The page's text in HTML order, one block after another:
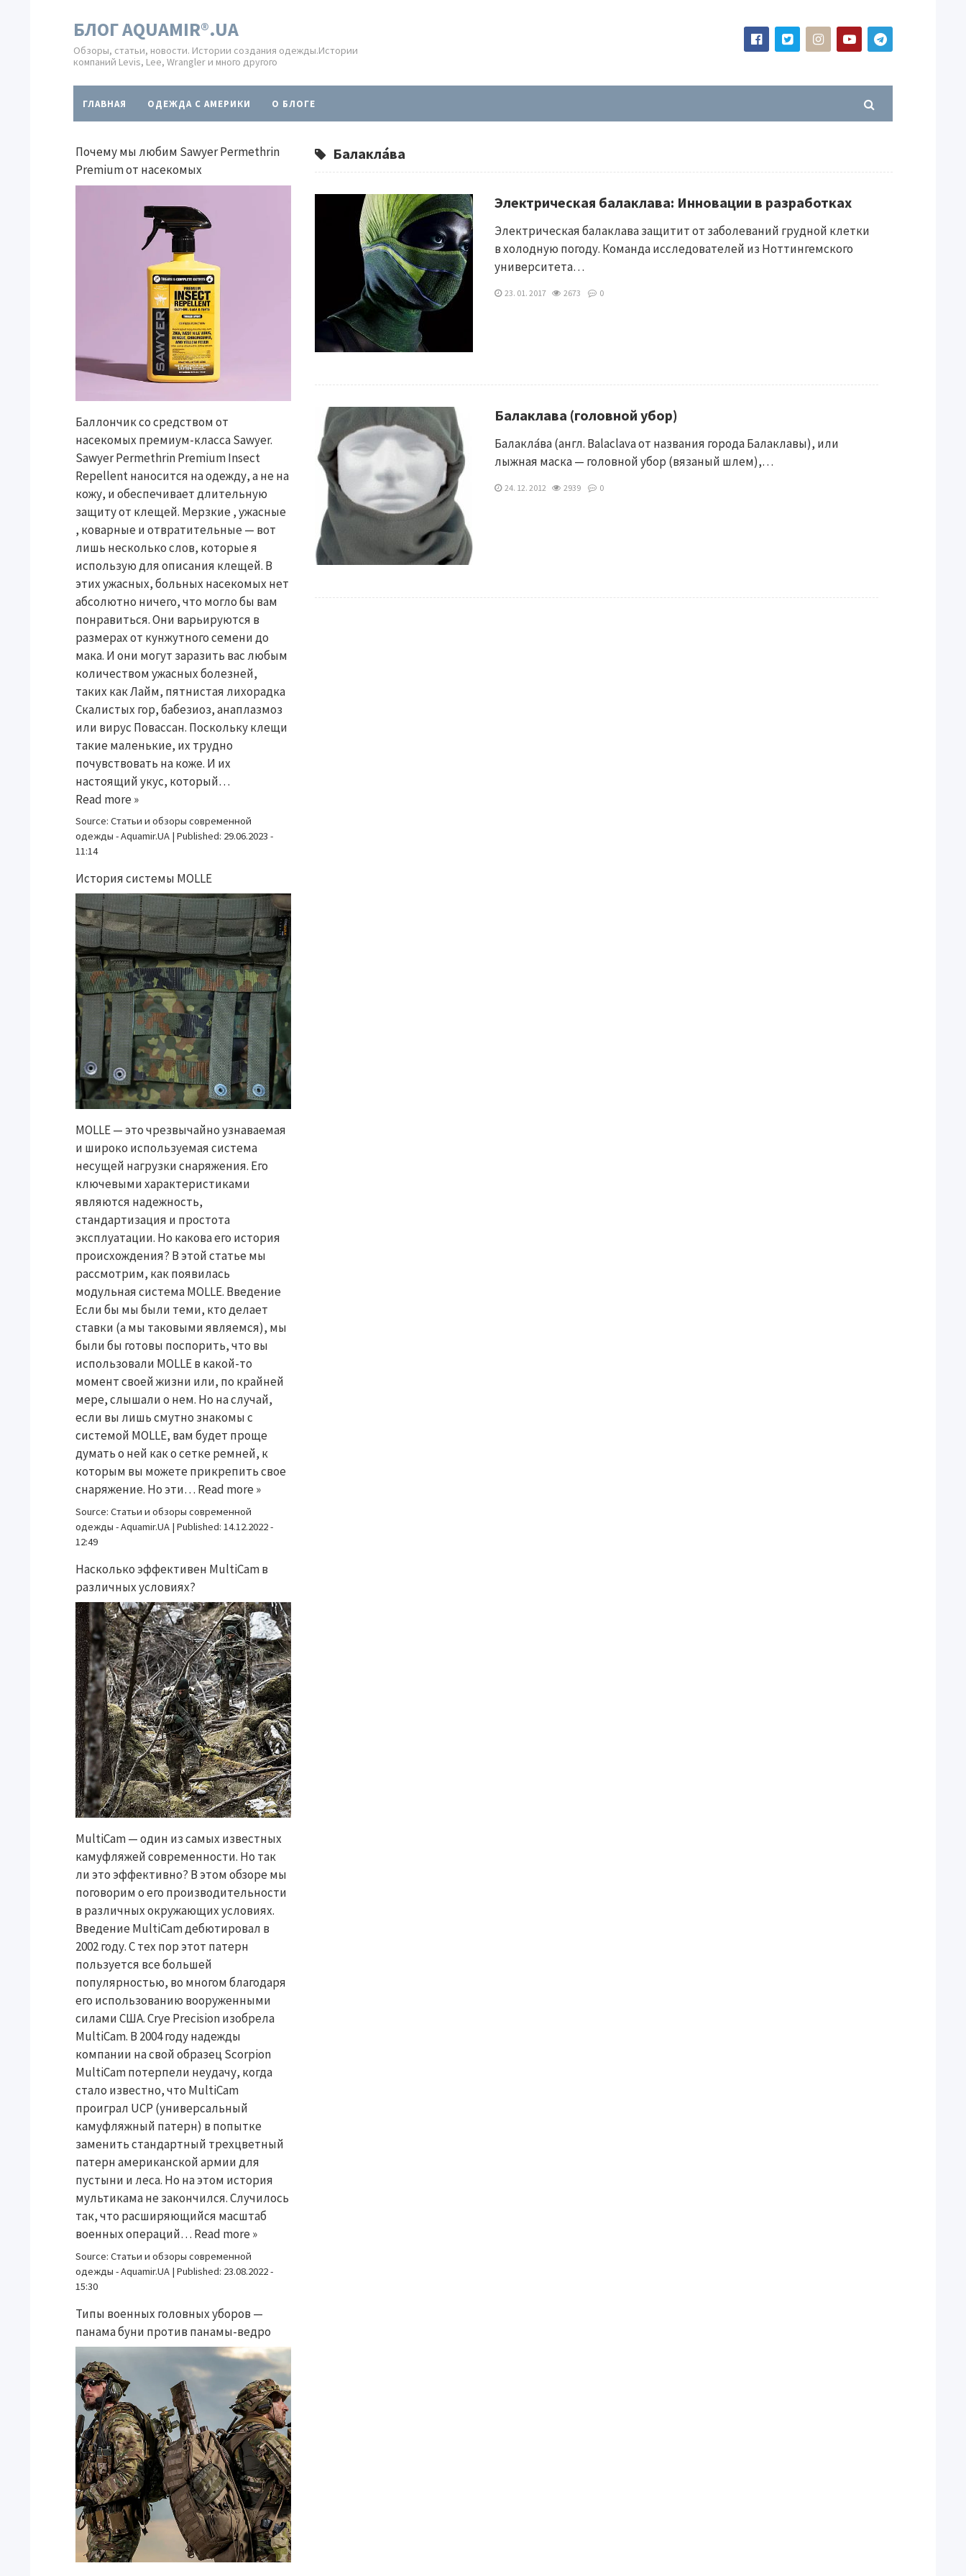
БЛОГ AQUAMIR®.UA
Обзоры, статьи, новости. Истории создания одежды.Истории
компаний Levis, Lee, Wrangler и много другого
ГЛАВНАЯ ОДЕЖДА С АМЕРИКИ O БЛОГЕ
Балакла́ва
Электрическая балаклава: Инновации в разработках
Электрическая балаклава защитит от заболеваний грудной клетки
в холодную погоду. Команда исследователей из Ноттингемского
университета…
23. 01. 2017 2673 0
Балаклава (головной убор)
Балакла́ва (англ. Balaclava от названия города Балаклавы), или
лыжная маска — головной убор (вязаный шлем),…
24. 12. 2012 2939 0
Почему мы любим Sawyer Permethrin
Premium от насекомых
Баллончик со средством от
насекомых премиум-класса Sawyer.
Sawyer Permethrin Premium Insect
Repellent наносится на одежду, а не на
кожу, и обеспечивает длительную
защиту от клещей. Мерзкие , ужасные
, коварные и отвратительные — вот
лишь несколько слов, которые я
использую для описания клещей. В
этих ужасных, больных насекомых нет
абсолютно ничего, что могло бы вам
понравиться. Они варьируются в
размерах от кунжутного семени до
мака. И они могут заразить вас любым
количеством ужасных болезней,
таких как Лайм, пятнистая лихорадка
Скалистых гор, бабезиоз, анаплазмоз
или вирус Повассан. Поскольку клещи
такие маленькие, их трудно
почувствовать на коже. И их
настоящий укус, который…
Read more »
Source: Статьи и обзоры современной
одежды - Aquamir.UA | Published: 29.06.2023 -
11:14
История системы MOLLE
MOLLE — это чрезвычайно узнаваемая
и широко используемая система
несущей нагрузки снаряжения. Его
ключевыми характеристиками
являются надежность,
стандартизация и простота
эксплуатации. Но какова его история
происхождения? В этой статье мы
рассмотрим, как появилась
модульная система MOLLE. Введение
Если бы мы были теми, кто делает
ставки (а мы таковыми являемся), мы
были бы готовы поспорить, что вы
использовали MOLLE в какой-то
момент своей жизни или, по крайней
мере, слышали о нем. Но на случай,
если вы лишь смутно знакомы с
системой MOLLE, вам будет проще
думать о ней как о сетке ремней, к
которым вы можете прикрепить свое
снаряжение. Но эти… Read more »
Source: Статьи и обзоры современной
одежды - Aquamir.UA | Published: 14.12.2022 -
12:49
Насколько эффективен MultiCam в
различных условиях?
MultiCam — один из самых известных
камуфляжей современности. Но так
ли это эффективно? В этом обзоре мы
поговорим о его производительности
в различных окружающих условиях.
Введение MultiCam дебютировал в
2002 году. С тех пор этот патерн
пользуется все большей
популярностью, во многом благодаря
его использованию вооруженными
силами США. Crye Precision изобрела
MultiCam. В 2004 году надежды
компании на свой образец Scorpion
MultiCam потерпели неудачу, когда
стало известно, что MultiCam
проиграл UCP (универсальный
камуфляжный патерн) в попытке
заменить стандартный трехцветный
патерн американской армии для
пустыни и леса. Но на этом история
мультикама не закончился. Случилось
так, что расширяющийся масштаб
военных операций… Read more »
Source: Статьи и обзоры современной
одежды - Aquamir.UA | Published: 23.08.2022 -
15:30
Типы военных головных уборов —
панама буни против панамы-ведро